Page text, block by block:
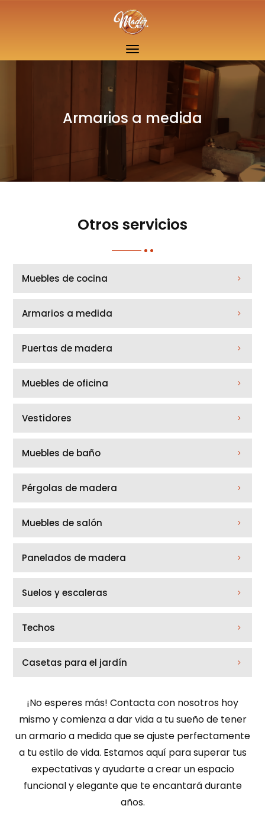
Armarios a medida
Otros servicios
Muebles de cocina
Armarios a medida
Puertas de madera
Muebles de oficina
Vestidores
Muebles de baño
Pérgolas de madera
Muebles de salón
Panelados de madera
Suelos y escaleras
Techos
Casetas para el jardín
¡No esperes más! Contacta con nosotros hoy
mismo y comienza a dar vida a tu sueño de tener
un armario a medida que se ajuste perfectamente
a tu estilo de vida. Estamos aquí para superar tus
expectativas y ayudarte a crear un espacio
funcional y elegante que te encantará durante
años.